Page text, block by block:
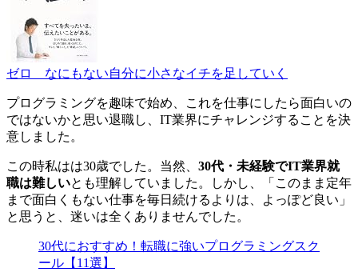
ゼロ なにもない自分に小さなイチを足していく
プログラミングを趣味で始め、これを仕事にしたら面白いの
ではないかと思い退職し、 IT業界にチャレンジすることを決
意しました。
この時私はは30歳でした。当然、 30代・未経験でIT業界就
職は難しいとも理解していました。しかし、「このまま定年
まで面白くもない仕事を毎日続けるよりは、よっぽど良い」
と思うと、迷いは全くありませんでした。
30代におすすめ！転職に強いプログラミングスク
ール【11選】